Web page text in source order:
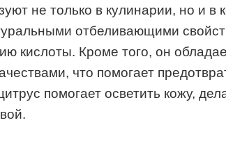
не только в кулинарии, но и в
отбеливающими
кислоты. Кроме того, он
что помогает
помогает осветить кожу,